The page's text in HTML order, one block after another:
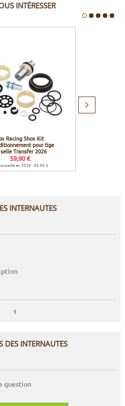
INTÉRESSER
Racing Shox Kit
pour tige
Transfer 2026
59,90 €
en 2026 : 85,90 €
Produit
INTERNAUTES
1
DES INTERNAUTES
question